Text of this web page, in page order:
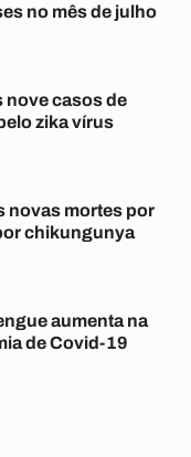
no mês de julho
nove casos de
zika vírus
novas mortes por
chikungunya
aumenta na
de Covid-19